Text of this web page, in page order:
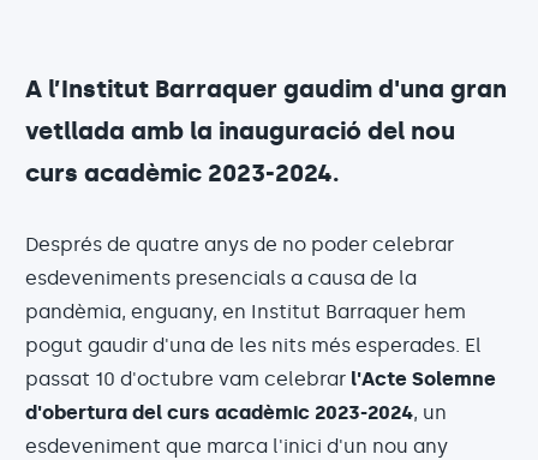
A l’Institut Barraquer gaudim d'una gran
vetllada amb la inauguració del nou
curs acadèmic 2023-2024.
Després de quatre anys de no poder celebrar
esdeveniments presencials a causa de la
pandèmia, enguany, en Institut Barraquer hem
pogut gaudir d'una de les nits més esperades. El
passat 10 d'octubre vam celebrar l'Acte Solemne
d'obertura del curs acadèmic 2023-2024, un
esdeveniment que marca l'inici d'un nou any